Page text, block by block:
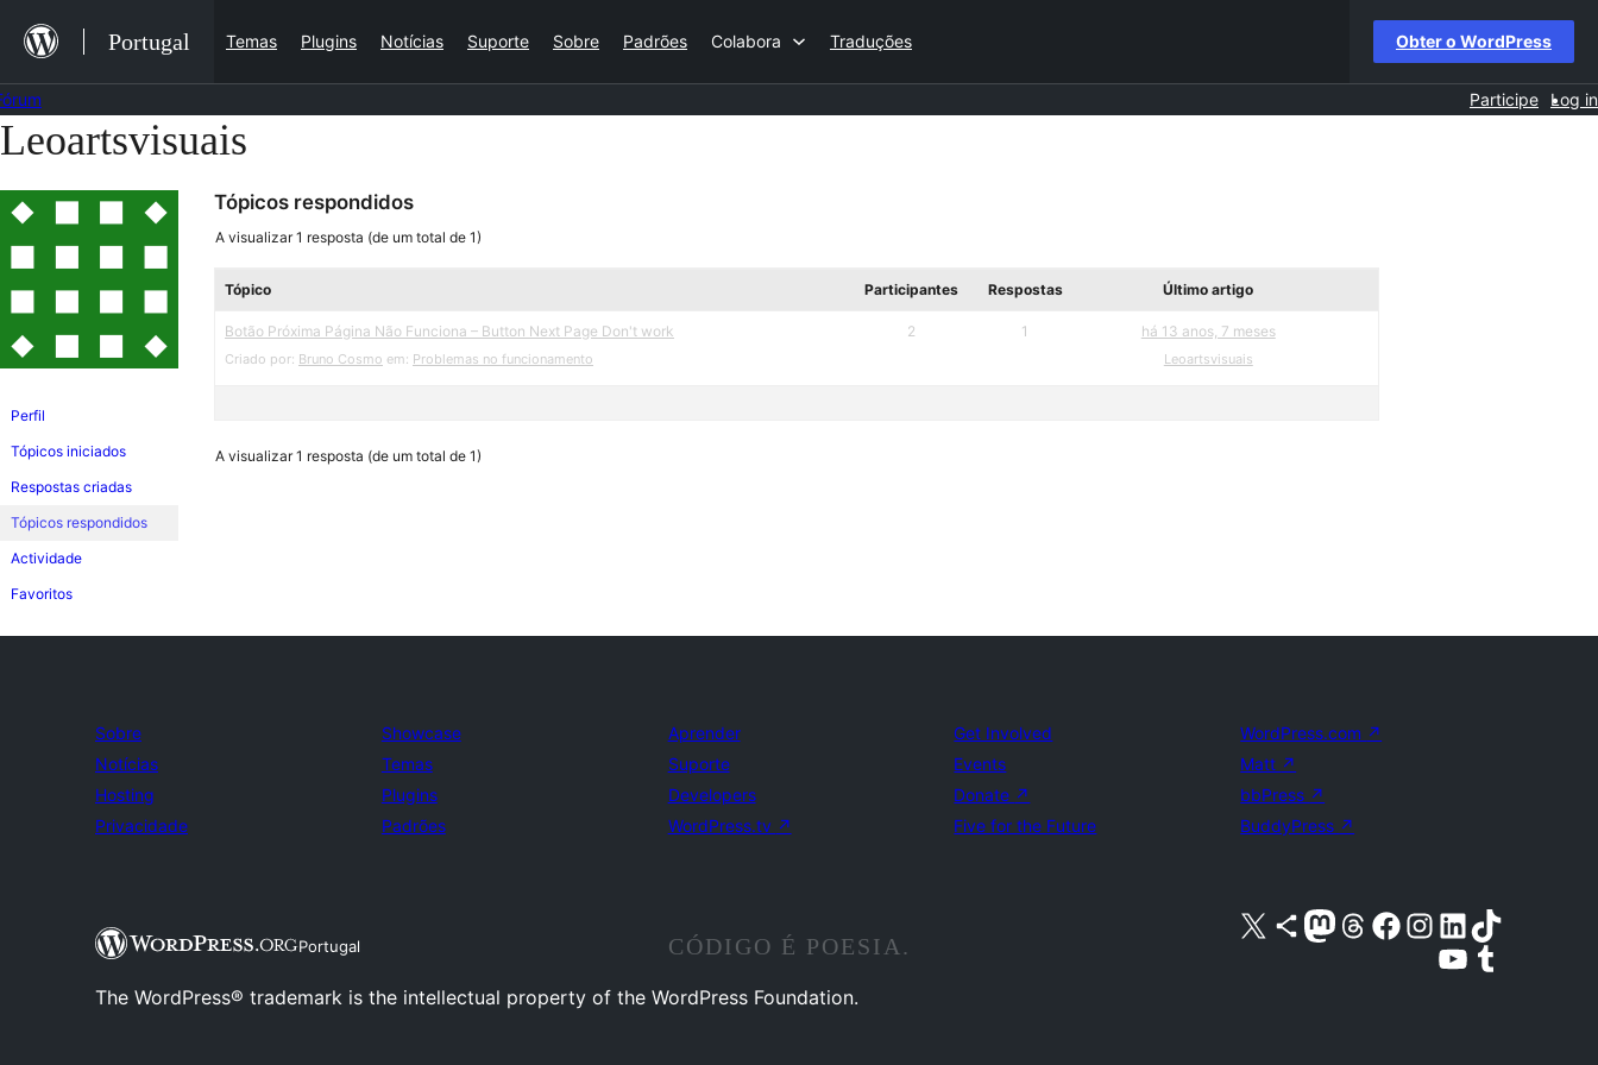
para
o
conteúdo
Portugal Temas Plugins Notícias Suporte Sobre Padrões Colabora Traduções Obter o WordPress
Participe Log in
Saltar
conteúdo
Leoartsvisuais
Perfil
Tópicos iniciados
Respostas criadas
Tópicos respondidos
Actividade
Favoritos
Tópicos respondidos
A visualizar 1 resposta (de um total de 1)
Tópico Participantes Respostas Último artigo
Botão Próxima Página Não Funciona – Button Next Page Don't work
Criado por: Bruno Cosmo em: Problemas no funcionamento
2 1 há 13 anos, 7 meses
Leoartsvisuais
A visualizar 1 resposta (de um total de 1)
Sobre
Notícias
Hosting
Privacidade
Showcase
Temas
Plugins
Padrões
Aprender
Suporte
Developers
WordPress.tv ↗
Get Involved
Events
Donate ↗
Five for the Future
WordPress.com ↗
Matt ↗
bbPress ↗
BuddyPress ↗
Portugal
Visite a nossa conta X (antigo Twitter)
Visit our Bluesky account
Visit our Mastodon account
Visit our Threads account
Visite a nossa página do Facebook
Visite a nossa conta no Instagram
Visite a nossa conta no LinkedIn
Visit our TikTok account
Visit our YouTube channel
Visit our Tumblr account
CÓDIGO É POESIA.
The WordPress® trademark is the intellectual property of the WordPress Foundation.